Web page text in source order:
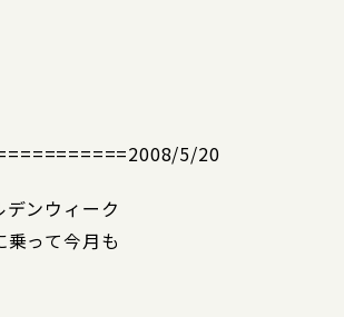
5/20
ンウィーク
って今月も